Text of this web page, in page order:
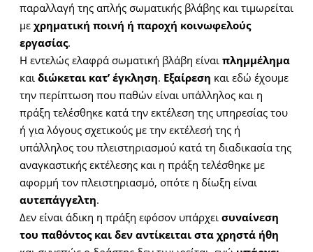
παραλλαγή της απλής σωματικής βλάβης και τιμωρείται
με χρηματική ποινή ή παροχή κοινωφελούς
εργασίας.
Η εντελώς ελαφρά σωματική βλάβη είναι πλημμέλημα
και διώκεται κατ’ έγκληση. Εξαίρεση και εδώ έχουμε
την περίπτωση που παθών είναι υπάλληλος και η
πράξη τελέσθηκε κατά την εκτέλεση της υπηρεσίας του
ή για λόγους σχετικούς με την εκτέλεσή της ή
υπάλληλος του πλειστηριασμού κατά τη διαδικασία της
αναγκαστικής εκτέλεσης και η πράξη τελέσθηκε με
αφορμή τον πλειστηριασμό, οπότε η δίωξη είναι
αυτεπάγγελτη.
Δεν είναι άδικη η πράξη εφόσον υπάρχει συναίνεση
του παθόντος και δεν αντίκειται στα χρηστά ήθη